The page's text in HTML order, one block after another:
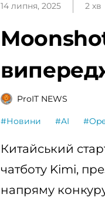
14 липня, 2025 2 хв
ProIT NEWS
#Новини #AI
Китайський
чатботу Kimi,
напряму